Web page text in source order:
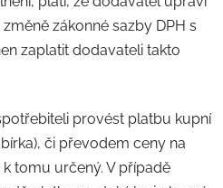
zákonné sazby DPH s
zaplatit dodavateli takto
provést platbu kupní
či převodem ceny na
tomu určený. V případě